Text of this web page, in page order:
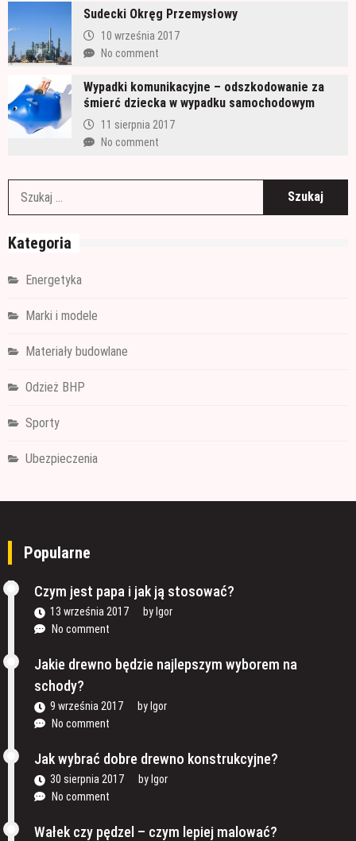
Sudecki Okręg Przemysłowy
10 września 2017
No comment
Wypadki komunikacyjne – odszkodowanie za
śmierć dziecka w wypadku samochodowym
11 sierpnia 2017
No comment
Kategoria
Energetyka
Marki i modele
Materiały budowlane
Odzież BHP
Sporty
Ubezpieczenia
Popularne
Czym jest papa i jak ją stosować?
13 września 2017 by Igor
No comment
Jakie drewno będzie najlepszym wyborem na
schody?
9 września 2017 by Igor
No comment
Jak wybrać dobre drewno konstrukcyjne?
30 sierpnia 2017 by Igor
No comment
Wałek czy pędzel – czym lepiej malować?